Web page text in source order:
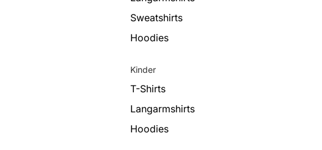
Sweatshirts
Hoodies
Kinder
T-Shirts
Langarmshirts
Hoodies